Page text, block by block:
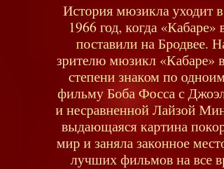
История мюзикла уходит
1966 год, когда «Кабаре»
поставили на Бродвее.
зрителю мюзикл «Кабаре»
степени знаком по
фильму Боба Фосса с
и несравненной Лайзой
выдающаяся картина
мир и заняла законное
лучших фильмов на все